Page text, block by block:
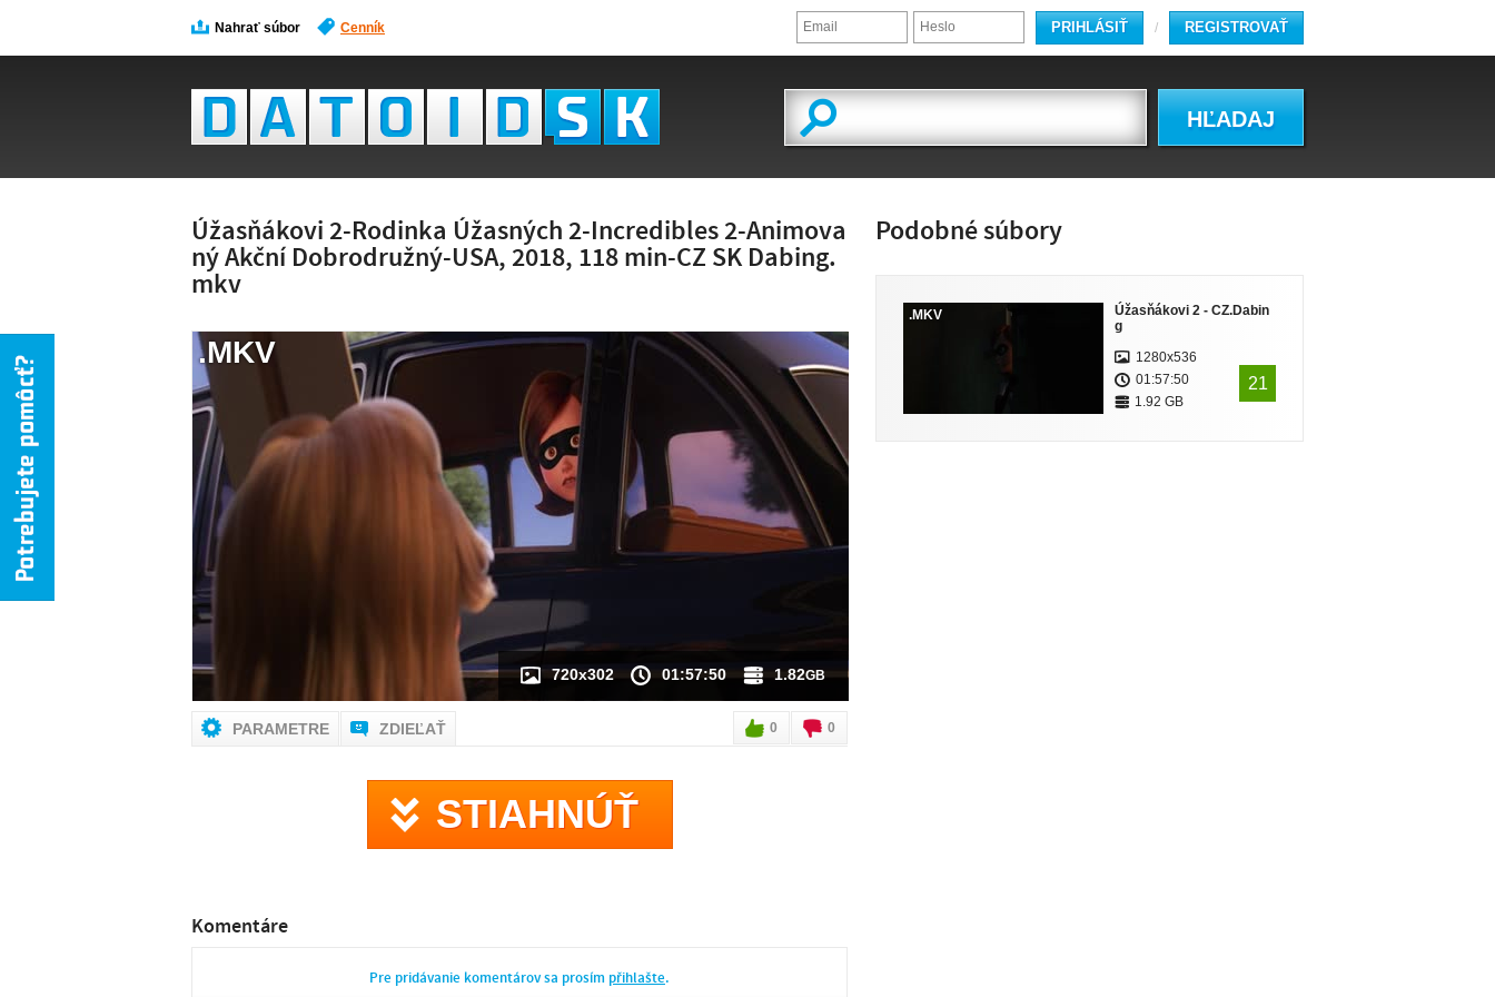
Nahrať súbor Cenník /
PRIHLÁSIŤ REGISTROVAŤ
HĽADAJ
Úžasňákovi 2-Rodinka Úžasných 2-Incredibles 2-Animova
ný Akční Dobrodružný-USA, 2018, 118 min-CZ SK Dabing.
mkv
NÁHĽAD VIDEA
NIE JE K DISPOZÍCII
720x302 01:57:50 1.82GB
.MKV
PARAMETRE ZDIEĽAŤ 0 0
STIAHNÚŤ
Komentáre
Pre pridávanie komentárov sa prosím přihlašte.
Podobné súbory
.MKV
Úžasňákovi 2 - CZ.Dabin
g
1280x536
01:57:50
1.92 GB
21